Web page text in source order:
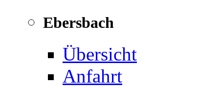
Ebersbach
Übersicht
Anfahrt